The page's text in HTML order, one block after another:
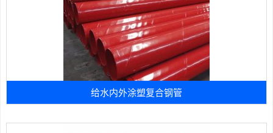
给水内外涂塑复合钢管